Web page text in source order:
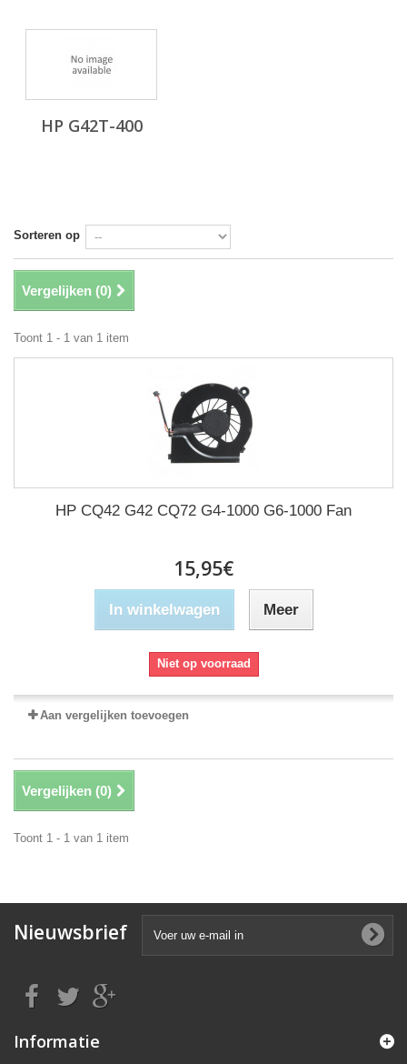
HP G42T-400
Sorteren op
Vergelijken (0)
Toont 1 - 1 van 1 item
HP CQ42 G42 CQ72 G4-1000 G6-1000 Fan
15,95€
In winkelwagen Meer
Niet op voorraad
Aan vergelijken toevoegen
Vergelijken (0)
Toont 1 - 1 van 1 item
Nieuwsbrief
Informatie